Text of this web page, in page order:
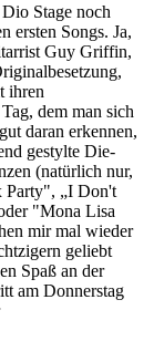
Stage noch
ersten Songs. Ja,
Guy Griffin,
ihren
dem man sich
daran erkennen,
gestylte Die-
(natürlich nur,
Party", „I Don't
"Mona Lisa
mir mal wieder
geliebt
Spaß an der
am Donnerstag